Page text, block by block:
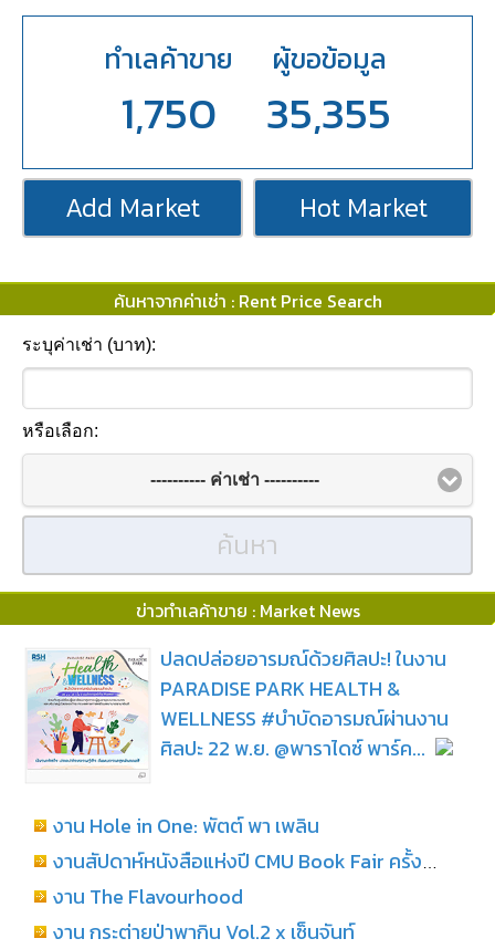
ทำเลค้าขาย
1,750
ผู้ขอข้อมูล
35,355
Add Market Hot Market
ค้นหาจากค่าเช่า : Rent Price Search
ระบุค่าเช่า (บาท):
หรือเลือก:
---------- ค่าเช่า ----------
ค้นหา
ข่าวทำเลค้าขาย : Market News
ปลดปล่อยอารมณ์ด้วยศิลปะ! ในงาน
PARADISE PARK HEALTH &
WELLNESS #บำบัดอารมณ์ผ่านงาน
ศิลปะ 22 พ.ย. @พาราไดซ์ พาร์ค...
งาน Hole in One: พัตต์ พา เพลิน
งาน The Flavourhood
งาน กระต่ายป่าพากิน Vol.2 x เซ็นจันท์